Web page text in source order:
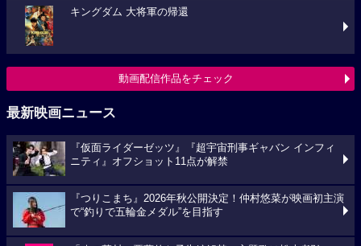
キングダム 大将軍の帰還
動画配信作品をチェック
最新映画ニュース
『仮面ライダーゼッツ』『超宇宙刑事ギャバン インフィ
ニティ』オフショット11点が解禁
『つりこまち』2026年秋公開決定！仲村悠菜が映画初主演
で“釣りで五輪金メダル”を目指す